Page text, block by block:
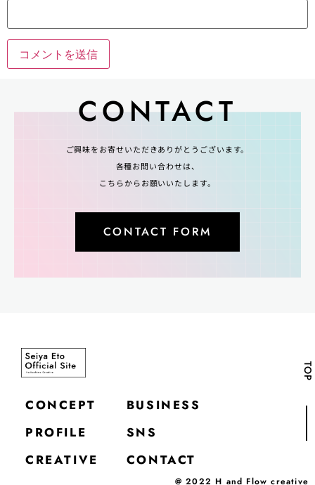
CONTACT
ご興味をお寄せいただきありがとうございます。
各種お問い合わせは、
こちらからお願いいたします。
CONTACT FORM
CONCEPT
PROFILE
CREATIVE
BUSINESS
SNS
CONTACT
@ 2022 H and Flow creative
TOP